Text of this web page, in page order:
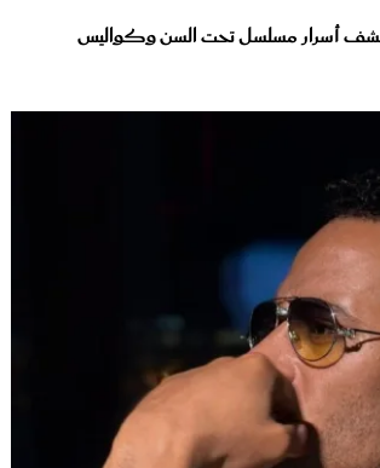
أسرار مسلسل تحت السن وكواليس